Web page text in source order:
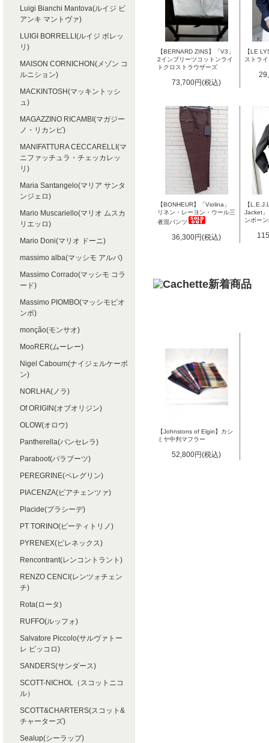
【BERNARD ZINS】「V3」
2インプリーツコットンライ
トクロストラウザーズ
73,700円(税込)
【LE
ストラ
【BONHEUR】「Violina」
リネン・レーヨン・ウール三
者混パンツ
36,300円(税込)
【
Jacket
ンボー
【Johnstons of Elgin】カシ
ミヤ中判マフラー
52,800円(税込)
Luigi Bianchi Mantova(ルイジ ビ
アンキ マントヴァ)
LUIGI BORRELLI(ルイジ ボレッ
リ)
MAISON CORNICHON(メゾン コ
ルニション)
MACKINTOSH(マッキントッシ
ュ)
MAGAZZINO RICAMBI(マガジー
ノ・リカンビ)
MANIFATTURA CECCARELLI(マ
ニファッチュラ・チェッカレッ
リ)
Maria Santangelo(マリア サンタ
ンジェロ)
Mario Muscariello(マリオ ムスカ
リエッロ)
Mario Doni(マリオ ドーニ)
massimo alba(マッシモ アルバ)
Massimo Corrado(マッシモ コラ
ード)
Massimo PIOMBO(マッシモピオ
ンボ)
monção(モンサオ)
MooRER(ムーレー)
Nigel Cabourn(ナイジェルケーボ
ン)
NORLHA(ノラ)
Of ORIGIN(オブオリジン)
OLOW(オロウ)
Pantherella(パンセレラ)
Paraboot(パラブーツ)
PEREGRINE(ペレグリン)
PIACENZA(ピアチェンツァ)
Placide(プラシーデ)
PT TORINO(ピーティトリノ)
PYRENEX(ピレネックス)
Rencontrant(レンコントラント)
RENZO CENCI(レンツォチェン
チ)
Rota(ロータ)
RUFFO(ルッフォ)
Salvatore Piccolo(サルヴァトー
レ ピッコロ)
SANDERS(サンダース)
SCOTT-NICHOL（スコットニコ
ル）
SCOTT&CHARTERS(スコット&
チャーターズ)
Sealup(シーラップ)